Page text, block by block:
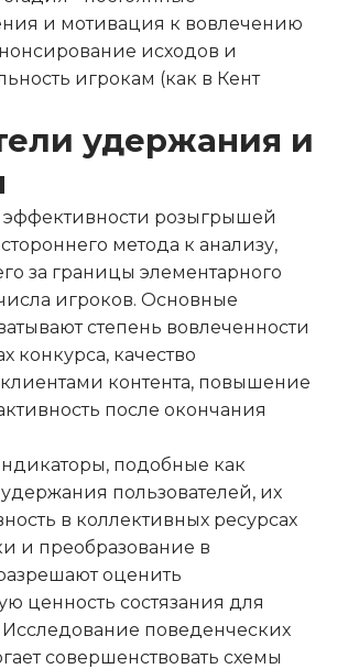
и мотивация к вовлечению
исходов и
игрокам (как в Кент
удержания и
розыгрышей
метода к анализу,
за границы элементарного
игроков. Основные
степень вовлеченности
конкурса, качество
контента, повышение
после окончания
подобные как
пользователей, их
в коллективных ресурсах
и преобразование в
оценить
ценность состязания для
поведенческих
совершенствовать схемы